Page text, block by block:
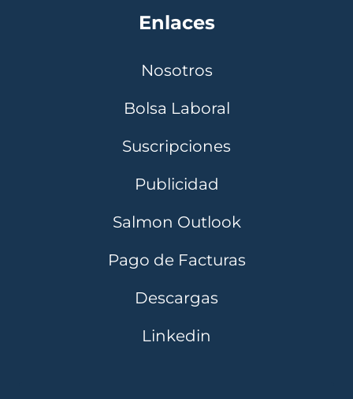
Enlaces
Nosotros
Bolsa Laboral
Suscripciones
Publicidad
Salmon Outlook
Pago de Facturas
Descargas
Linkedin